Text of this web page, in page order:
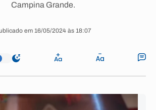
Campina Grande.
em 16/05/2024 às 18:07